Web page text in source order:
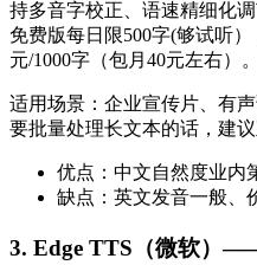
持多音字校正、语速精细化
免费版每日限500字(够试听
元/1000字（包月40元左右）。
适用场景：企业宣传片、有
要批量处理长文本的话，建议
优点：中文自然度业内
缺点：英文发音一般、
3. Edge TTS（微软）